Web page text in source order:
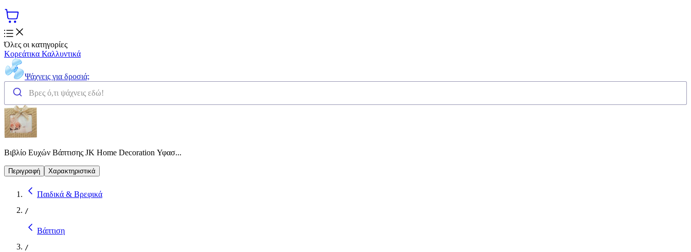
Όλες οι κατηγορίες
Κορεάτικα Καλλυντικά
Ψάχνεις για δροσιά;
Βιβλίο Ευχών Βάπτισης JK Home Decoration Υφασ...
Περιγραφή Χαρακτηριστικά
Παιδικά & Βρεφικά
/
Βάπτιση
/